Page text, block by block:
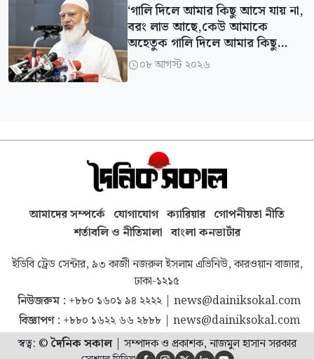
‘গালি দিলে আমার কিছু আসে যায় না,
বরং লাভ আছে,কেউ আমাকে
অহেতুক গালি দিলে আমার কিছু
গুনাহ মাফ হবে: জামায়াত আমির
০৮ আগস্ট ২০২৬
আমাদের সম্পর্কে যোগাযোগ ক্যারিয়ার গোপনীয়তা নীতি
শর্তাবলি ও নীতিমালা বাংলা কনভার্টার
ইডিবি ট্রেড সেন্টার, ৯৩ কাজী নজরুল ইসলাম এভিনিউ, কারওয়ান বাজার,
ঢাকা-১২১৫
নিউজরুম : +৮৮০ ১৬০১ ৯৪ ২২২২| news@dainiksokal.com
বিজ্ঞাপণ : +৮৮০ ১৬২২ ৬৬ ২৮৮৮| news@dainiksokal.com
স্বত্ব: ©দৈনিক সকাল| সম্পাদক ও প্রকাশক, নাজমুল হাসান সরকার